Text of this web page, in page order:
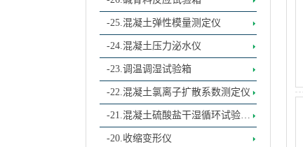
-25.混凝土弹性模量测定仪
-24.混凝土压力泌水仪
-23.调温调湿试验箱
-22.混凝土氯离子扩散系数测定仪
-21.混凝土硫酸盐干湿循环试验设
备
-20.收缩变形仪